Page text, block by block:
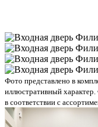
Фото представлено в
иллюстративный
в соответствии с